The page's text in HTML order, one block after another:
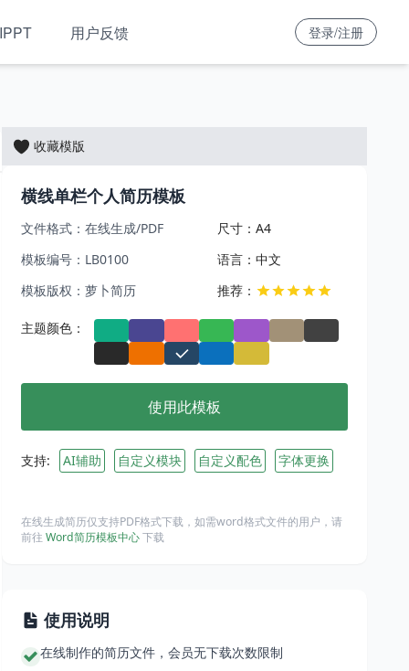
用户反馈 登录/注册
收藏模版
横线单栏个人简历模板
文件格式：在线生成/PDF
尺寸：A4
模板编号：LB0100
语言：中文
模板版权：萝卜简历
推荐：
主题颜色：
使用此模板
支持: AI辅助 自定义模块 自定义配色 字体更换
在线生成简历仅支持PDF格式下载，如需word格式文件的用户，请
前往 Word简历模板中心下载
使用说明
在线制作的简历文件，会员无下载次数限制